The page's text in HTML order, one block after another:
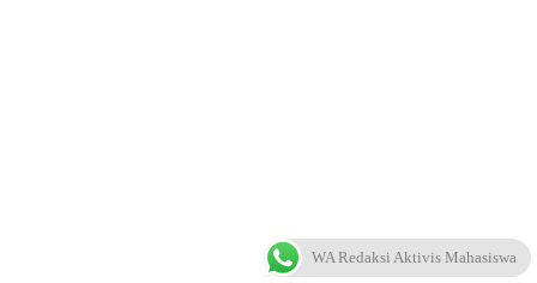
WA Redaksi Aktivis Mahasiswa